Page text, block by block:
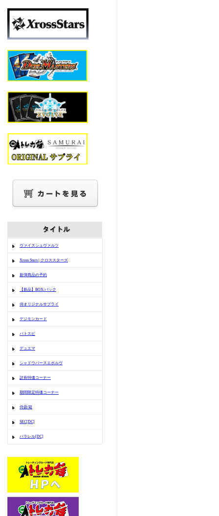
ヴァイスシュヴァルツ
Xross Stars | クロススターズ
新弾商品の予約
【新品】BOX/パック
侍オリジナルサプライ
デジモンカード
バトスピ
デュエマ
シャドウバースエボルヴ
訳有特価コーナー
期間限定特価コーナー
侍袋/箱
SEC[DC]
パラレル[DC]